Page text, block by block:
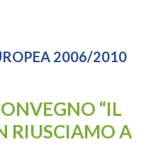
2006/2010
“IL
RIUSCIAMO A